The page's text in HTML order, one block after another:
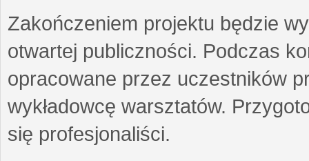
Zakończeniem projektu będzie
otwartej publiczności. Podczas
opracowane przez uczestników
wykładowcę warsztatów.
się profesjonaliści.